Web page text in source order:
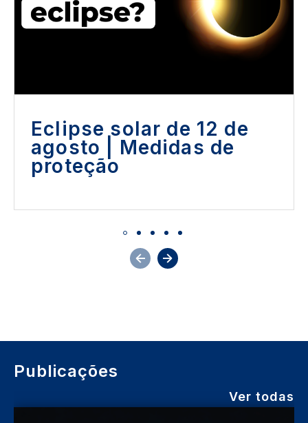
Eclipse solar de 12 de
agosto | Medidas de
proteção
Publicações
Ver todas